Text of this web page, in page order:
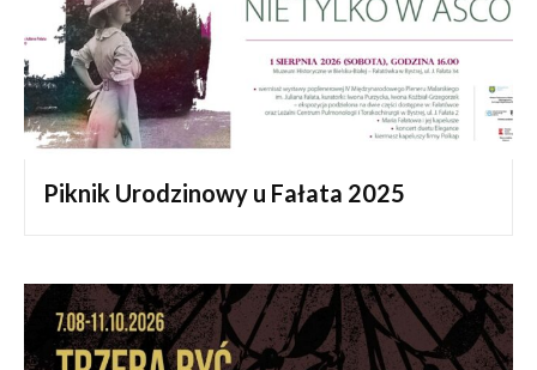
Piknik Urodzinowy u Fałata 2025